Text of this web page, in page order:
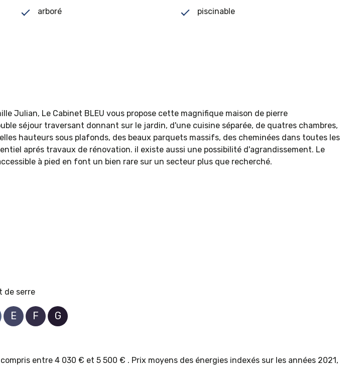
arboré piscinable
Julian, Le Cabinet BLEU vous propose cette magnifique maison de pierre
séjour traversant donnant sur le jardin, d'une cuisine séparée, de quatres chambres,
hauteurs sous plafonds, des beaux parquets massifs, des cheminées dans toutes les
aprés travaux de rénovation. il existe aussi une possibilité d'agrandissement. Le
à pied en font un bien rare sur un secteur plus que recherché.
de serre
E F G
entre 4 030 € et 5 500 € . Prix moyens des énergies indexés sur les années 2021,